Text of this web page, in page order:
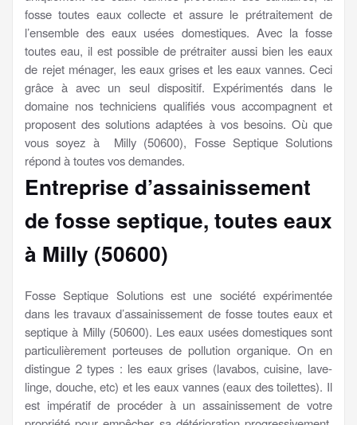
fosse toutes eaux collecte et assure le prétraitement de
l’ensemble des eaux usées domestiques. Avec la fosse
toutes eau, il est possible de prétraiter aussi bien les eaux
de rejet ménager, les eaux grises et les eaux vannes. Ceci
grâce à avec un seul dispositif. Expérimentés dans le
domaine nos techniciens qualifiés vous accompagnent et
proposent des solutions adaptées à vos besoins. Où que
vous soyez à Milly (50600), Fosse Septique Solutions
répond à toutes vos demandes.
Entreprise d’assainissement
de fosse septique, toutes eaux
à Milly (50600)
Fosse Septique Solutions est une société expérimentée
dans les travaux d’assainissement de fosse toutes eaux et
septique à Milly (50600). Les eaux usées domestiques sont
particulièrement porteuses de pollution organique. On en
distingue 2 types : les eaux grises (lavabos, cuisine, lave-
linge, douche, etc) et les eaux vannes (eaux des toilettes). Il
est impératif de procéder à un assainissement de votre